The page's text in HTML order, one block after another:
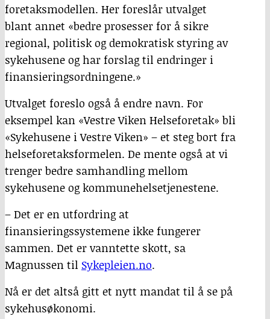
foretaksmodellen. Her foreslår utvalget
blant annet «bedre prosesser for å sikre
regional, politisk og demokratisk styring av
sykehusene og har forslag til endringer i
finansieringsordningene.»
Utvalget foreslo også å endre navn. For
eksempel kan «Vestre Viken Helseforetak» bli
«Sykehusene i Vestre Viken» – et steg bort fra
helseforetaksformelen. De mente også at vi
trenger bedre samhandling mellom
sykehusene og kommunehelsetjenestene.
– Det er en utfordring at
finansieringssystemene ikke fungerer
sammen. Det er vanntette skott, sa
Magnussen til Sykepleien.no.
Nå er det altså gitt et nytt mandat til å se på
sykehusøkonomi.